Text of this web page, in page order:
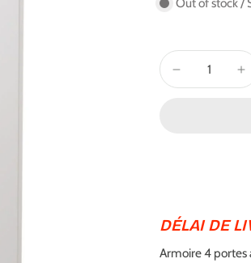
DÉLAI DE
Armoire 4